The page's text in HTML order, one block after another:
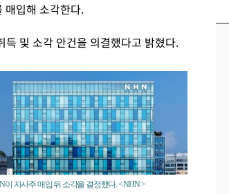
입해 소각한다.
및 소각 안건을 의결했다고 밝혔다.
이 자사주 매입 뒤 소각을 결정했다. < NHN >